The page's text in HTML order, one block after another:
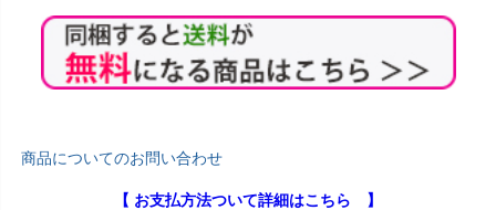
商品についてのお問い合わせ
【 お支払方法ついて詳細はこちら 】